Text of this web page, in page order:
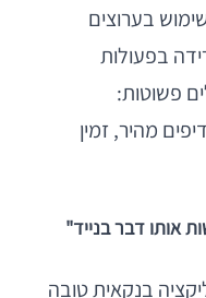
בערוצים
בפעולות
פשוטות:
מהיר, זמין
אותו דבר בנייד"
בנקאית טובה